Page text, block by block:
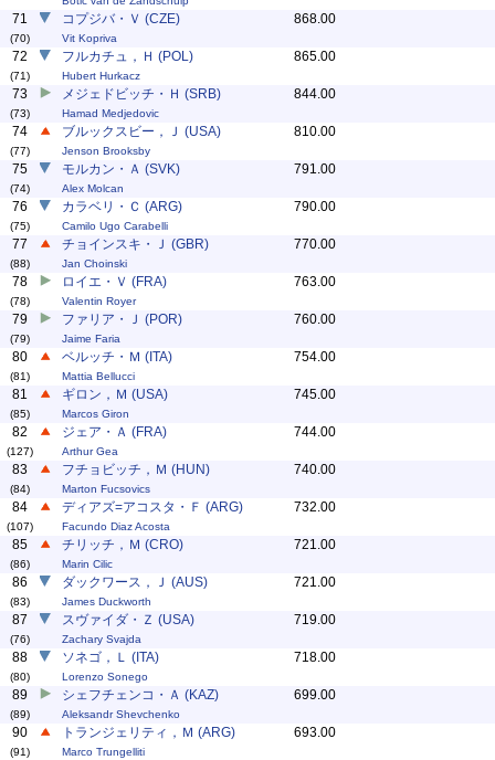
71
(70)
コプジバ・Ｖ (CZE)
Vit Kopriva
868.00
72
(71)
フルカチュ，Ｈ (POL)
Hubert Hurkacz
865.00
73
(73)
メジェドビッチ・Ｈ (SRB)
Hamad Medjedovic
844.00
74
(77)
ブルックスビー，Ｊ (USA)
Jenson Brooksby
810.00
75
(74)
モルカン・Ａ (SVK)
Alex Molcan
791.00
76
(75)
カラベリ・Ｃ (ARG)
Camilo Ugo Carabelli
790.00
77
(88)
チョインスキ・Ｊ (GBR)
Jan Choinski
770.00
78
(78)
ロイエ・Ｖ (FRA)
Valentin Royer
763.00
79
(79)
ファリア・Ｊ (POR)
Jaime Faria
760.00
80
(81)
ベルッチ・Ｍ (ITA)
Mattia Bellucci
754.00
81
(85)
ギロン，Ｍ (USA)
Marcos Giron
745.00
82
(127)
ジェア・Ａ (FRA)
Arthur Gea
744.00
83
(84)
フチョビッチ，Ｍ (HUN)
Marton Fucsovics
740.00
84
(107)
ディアズ=アコスタ・Ｆ (ARG)
Facundo Diaz Acosta
732.00
85
(86)
チリッチ，Ｍ (CRO)
Marin Cilic
721.00
86
(83)
ダックワース，Ｊ (AUS)
James Duckworth
721.00
87
(76)
スヴァイダ・Ｚ (USA)
Zachary Svajda
719.00
88
(80)
ソネゴ，Ｌ (ITA)
Lorenzo Sonego
718.00
89
(89)
シェフチェンコ・Ａ (KAZ)
Aleksandr Shevchenko
699.00
90
(91)
トランジェリティ，Ｍ (ARG)
Marco Trungelliti
693.00